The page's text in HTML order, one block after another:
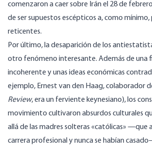
comenzaron a caer sobre Irán el 28 de
de ser supuestos escépticos a, como
reticentes.
Por último, la desaparición de los
otro fenómeno interesante. Además de una
incoherente y unas ideas económicas
ejemplo, Ernest van den Haag, colaborador
Review, era un ferviente keynesiano), los
movimiento cultivaron absurdos culturales
allá de las madres solteras «católicas» —que
carrera profesional y nunca se habían